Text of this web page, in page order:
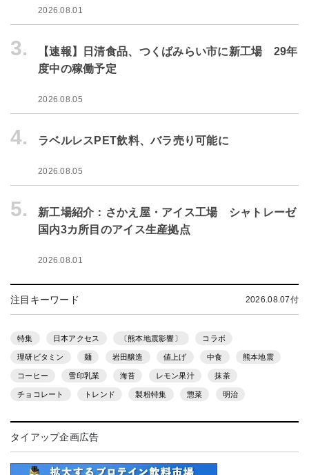
2026.08.01
3.
【速報】日清食品、つくばみらい市に新工場 29年
度中の稼働予定
2026.08.05
4. ラベルレスPET飲料、バラ売り可能に
2026.08.05
5.
新工場紹介：さかえ屋・アイス工場 シャトレーゼ
国内3カ所目のアイス生産拠点
2026.08.01
注目キーワード 2026.08.07付
特集 日本アクセス 〔熊本地震影響〕 コラボ
理研ビタミン 麺 岩田醸造 値上げ 中食 熊本地震
コーヒー 雪印乳業 海苔 レモン果汁 抹茶
チョコレート トレンド 製粉特集 惣菜 明治
タイアップ企画広告